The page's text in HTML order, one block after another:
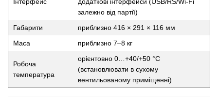
Інтерфейс
додаткові інтерфейси (USB/RS/Wi-Fi
залежно від партії)
Габарити
приблизно 416 × 291 × 116 мм
Маса
приблизно 7–8 кг
Робоча
температура
орієнтовно 0…+40/+50 °C
(встановлювати в сухому
вентильованому приміщенні)